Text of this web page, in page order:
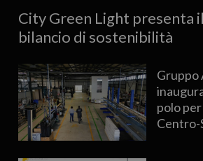
City Green Light presenta
bilancio di sostenibilità
Gruppo
polo per
Centro-